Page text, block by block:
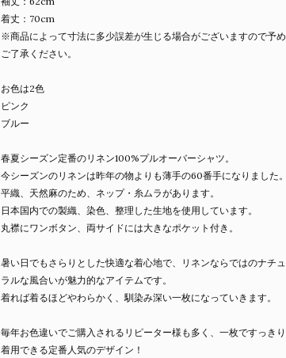
着丈：70cm
※商品によって寸法に多少誤差が生じる場合がございますので予め
ご了承ください。
お色は2色
ピンク
ブルー
春夏シーズン定番のリネン100%プルオーバーシャツ。
今シーズンのリネンは昨年の物よりも薄手の60番手になりました。
平織、天然麻のため、ネップ・糸ムラがあります。
日本国内での製織、染色、整理した生地を使用しています。
丸襟にワンボタン、両サイドには大きなポケット付き。
暑い日でもさらりとした快適な着心地で、リネンならではのナチュ
ラルな風合いが魅力的なアイテムです。
着れば着るほどやわらかく、馴染み深い一枚になっていきます。
毎年お色違いでご購入されるリピーター様も多く、一枚ですっきり
着用できる定番人気のデザイン！